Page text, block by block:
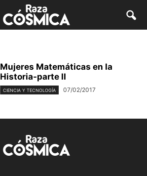
Mujeres Matemáticas en la
Historia-parte II
CIENCIA Y TECNOLOGÍA 07/02/2017